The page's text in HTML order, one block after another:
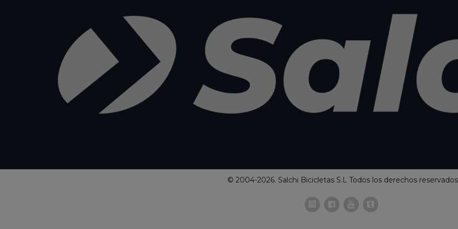
© 2004-2026. Salchi Bicicletas S.L Todos los derechos